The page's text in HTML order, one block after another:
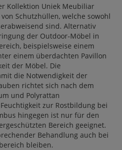
Kollektion Uniek Meubiliar
Schutzhüllen, welche sowohl
sind. Alternativ
der Outdoor-Möbel in
beispielsweise einem
einem überdachten Pavillon
der Möbel. Die
die Notwendigkeit der
richtet sich nach dem
und Polyrattan
zur Rostbildung bei
hingegen ist nur für den
Bereich geeignet.
Behandlung auch bei
bleiben.